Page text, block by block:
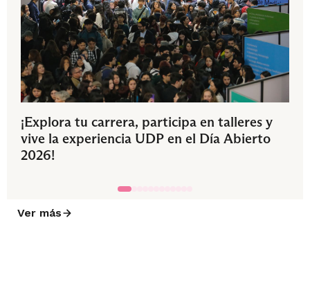
¡Explora tu carrera, participa en talleres y
vive la experiencia UDP en el Día Abierto
2026!
Ver más